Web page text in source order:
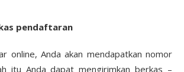
pendaftaran
online, Anda akan mendapatkan nomor
itu Anda dapat mengirimkan berkas –